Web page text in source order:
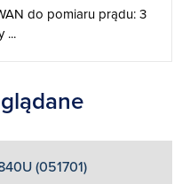
do pomiaru prądu: 3
...
(051701)